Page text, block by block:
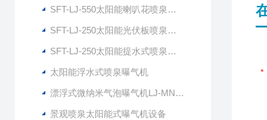
SFT-LJ-550太阳能喇叭花喷泉曝气机
SFT-LJ-250太阳能光伏板喷泉曝气机
SFT-LJ-250太阳能提水式喷泉曝气机
太阳能浮水式喷泉曝气机
漂浮式微纳米气泡曝气机LJ-MNG7500
景观喷泉太阳能式曝气机设备